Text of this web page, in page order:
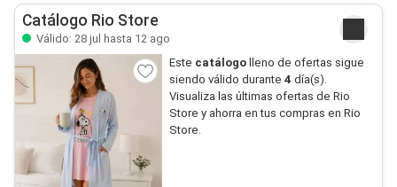
Catálogo Rio Store
Válido: 28 jul hasta 12 ago
Este catálogo lleno de ofertas sigue
siendo válido durante 4 día(s).
Visualiza las últimas ofertas de Rio
Store y ahorra en tus compras en Rio
Store.